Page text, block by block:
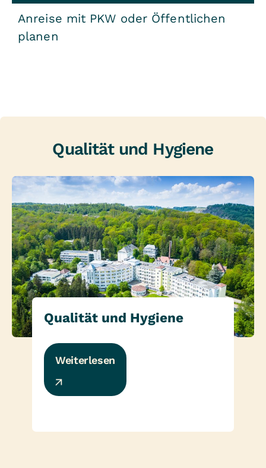
Anreise mit PKW oder Öffentlichen
planen
Qualität und Hygiene
Qualität und Hygiene
Weiterlesen